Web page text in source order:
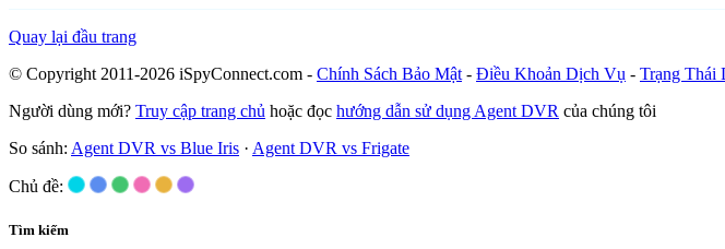
Quay lại đầu trang
© Copyright 2011-2026 iSpyConnect.com - Chính Sách Bảo Mật - Điều Khoản Dịch Vụ - Trạng Thái
Người dùng mới? Truy cập trang chủ hoặc đọc hướng dẫn sử dụng Agent DVR của chúng tôi
So sánh: Agent DVR vs Blue Iris · Agent DVR vs Frigate
Chủ đề:
Tìm kiếm